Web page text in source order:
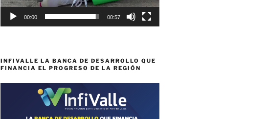
00:00 00:57
INFIVALLE LA BANCA DE DESARROLLO QUE
FINANCIA EL PROGRESO DE LA REGIÓN